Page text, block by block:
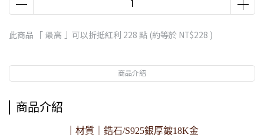
此商品 「 最高 」可以折抵紅利 228 點 (約等於 NT$228 )
商品介紹
商品介紹
｜材質｜鋯石/S925銀厚鍍18K金